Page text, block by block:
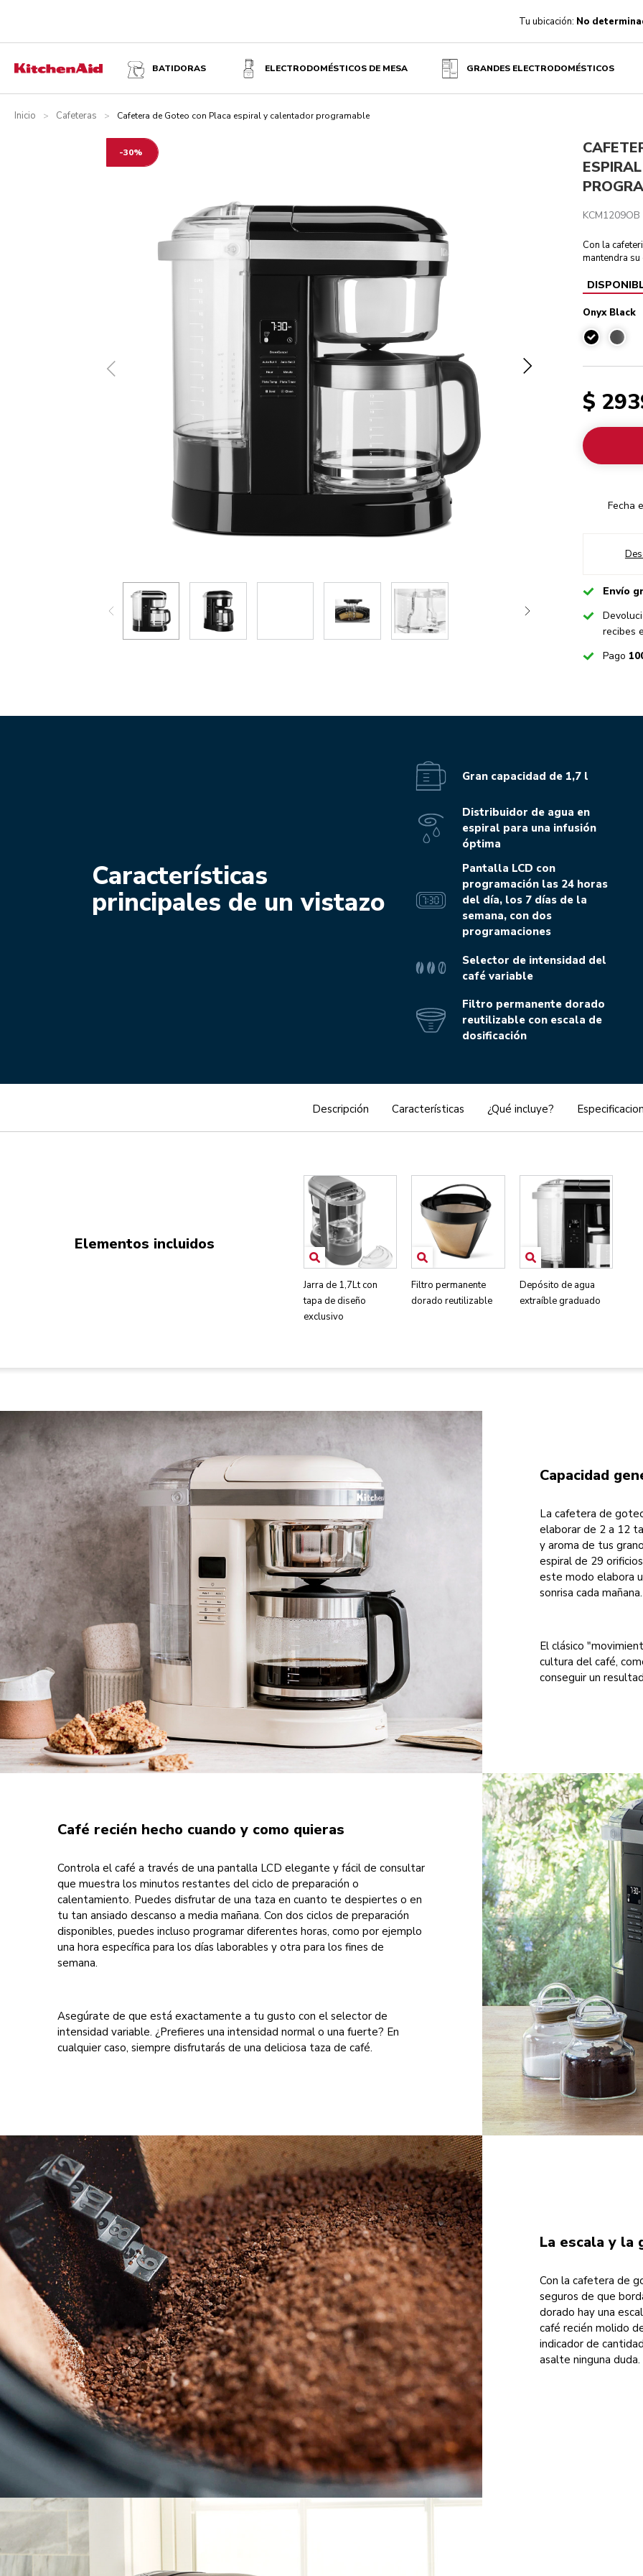
Tu ubicación: No
BATIDORAS ELECTRODOMÉSTICOS DE MESA GRANDES ELECTRODOMÉSTICOS
Inicio > Cafeteras > Cafetera de Goteo con Placa espiral y calentador programable
Descripción
Características ¿Qué incluye? Especificaciones
-30%
KCM1209OB
Con la
mantendra
Onyx Black
Onyx Black
$
Fecha
Checked
Envío
Checked
recibes
Checked
Pago
Características
principales de un vistazo
Gran capacidad de 1,7 l
Distribuidor de agua en
espiral para una infusión
óptima
Pantalla LCD con
programación las 24 horas
del día, los 7 días de la
semana, con dos
programaciones
Selector de intensidad del
café variable
Filtro permanente dorado
reutilizable con escala de
dosificación
Descripción Características ¿Qué incluye?
Elementos incluidos
Jarra de 1,7Lt con
tapa de diseño
exclusivo
Filtro permanente
dorado reutilizable
Depósito de agua
extraíble graduado
Capacidad
La cafetera de
elaborar de 2 a 12
y aroma de tus
espiral de 29
este modo elabora
sonrisa cada mañana.
El clásico
cultura del café,
conseguir un
Café recién hecho cuando y como quieras
Controla el café a través de una pantalla LCD elegante y fácil de consultar
que muestra los minutos restantes del ciclo de preparación o
calentamiento. Puedes disfrutar de una taza en cuanto te despiertes o en
tu tan ansiado descanso a media mañana. Con dos ciclos de preparación
disponibles, puedes incluso programar diferentes horas, como por ejemplo
una hora específica para los días laborables y otra para los fines de
semana.
Asegúrate de que está exactamente a tu gusto con el selector de
intensidad variable. ¿Prefieres una intensidad normal o una fuerte? En
cualquier caso, siempre disfrutarás de una deliciosa taza de café.
La escala y la
Con la cafetera de
seguros de que
dorado hay una
café recién molido
indicador de
asalte ninguna duda.